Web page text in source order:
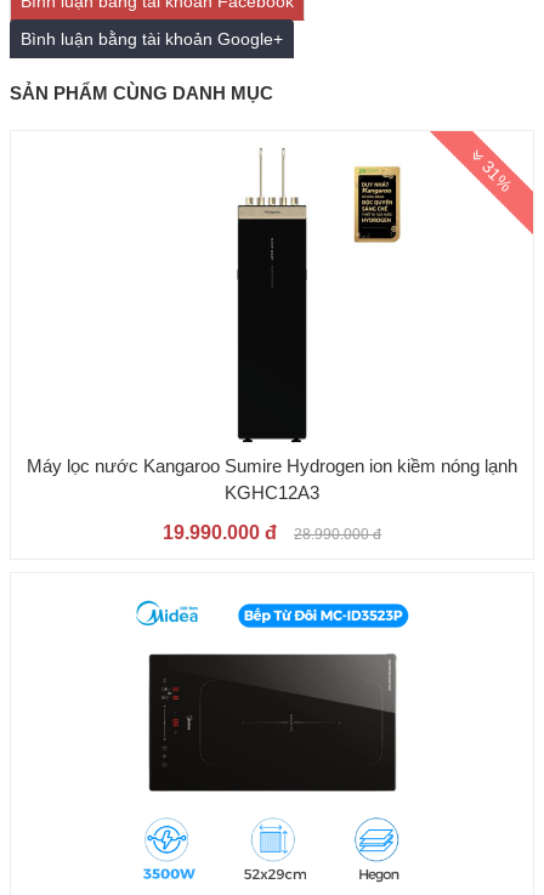
Bình luận bằng tài khoản Google+
SẢN PHẨM CÙNG DANH MỤC
31%
Máy lọc nước Kangaroo Sumire Hydrogen ion kiềm nóng lạnh
KGHC12A3
19.990.000 đ
28.990.000 đ